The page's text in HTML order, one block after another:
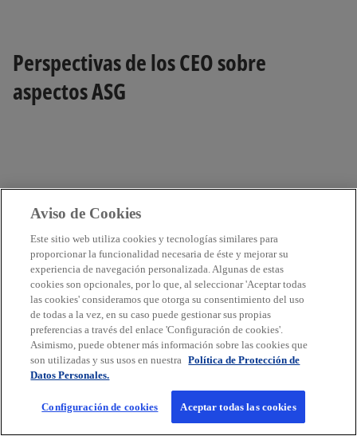
Perspectivas de los CEO sobre
aspectos ASG
El 69% ha adaptado el lenguaje y la
terminología relacionados con el clima
que utiliza para satisfacer las cambiantes
Aviso de Cookies
Este sitio web utiliza cookies y tecnologías similares para
proporcionar la funcionalidad necesaria de éste y mejorar su
experiencia de navegación personalizada. Algunas de estas
cookies son opcionales, por lo que, al seleccionar 'Aceptar todas
las cookies' consideramos que otorga su consentimiento del uso
de todas a la vez, en su caso puede gestionar sus propias
preferencias a través del enlace 'Configuración de cookies'.
Asimismo, puede obtener más información sobre las cookies que
son utilizadas y sus usos en nuestra Política de Protección de
Datos Personales.
Configuración de cookies Aceptar todas las cookies